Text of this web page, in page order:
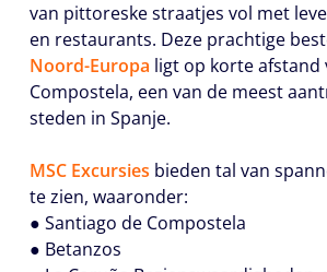
van pittoreske straatjes vol met
en restaurants. Deze prachtige
Noord-Europa ligt op korte afstand
Compostela, een van de meest
steden in Spanje.
MSC Excursies bieden tal van
te zien, waaronder:
● Santiago de Compostela
● Betanzos